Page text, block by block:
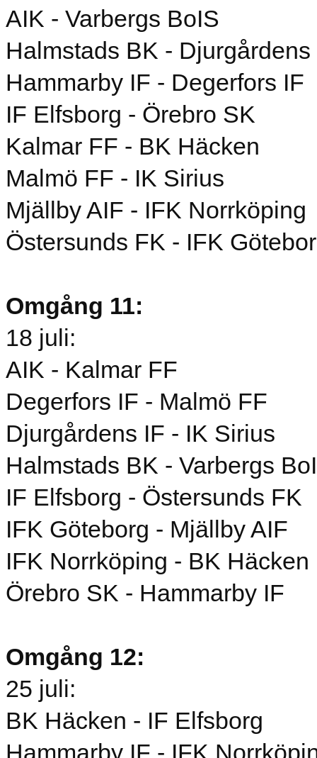
AIK - Varbergs BoIS
Halmstads BK - Djurgårdens
Hammarby IF - Degerfors IF
IF Elfsborg - Örebro SK
Kalmar FF - BK Häcken
Malmö FF - IK Sirius
Mjällby AIF - IFK Norrköping
Östersunds FK - IFK
Omgång 11:
18 juli:
AIK - Kalmar FF
Degerfors IF - Malmö FF
Djurgårdens IF - IK Sirius
Halmstads BK - Varbergs
IF Elfsborg - Östersunds FK
IFK Göteborg - Mjällby AIF
IFK Norrköping - BK Häcken
Örebro SK - Hammarby IF
Omgång 12:
25 juli:
BK Häcken - IF Elfsborg
Hammarby IF - IFK